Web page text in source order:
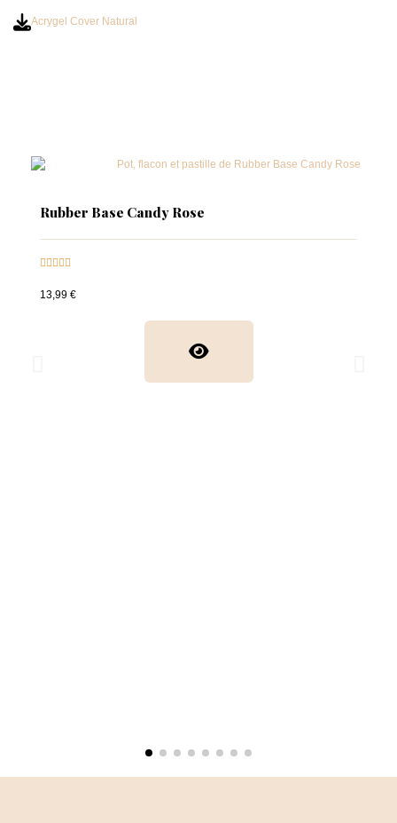
Acrygel Cover Natural
Rubber Base Candy Rose

13,99 €